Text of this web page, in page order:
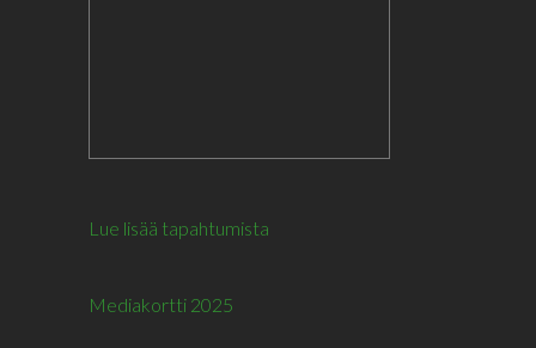
Lue lisää tapahtumista
Mediakortti 2025